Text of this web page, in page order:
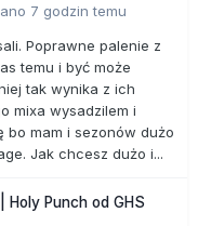
7 godzin temu
Poprawne palenie z
temu i być może
tak wynika z ich
mixa wysadzilem i
bo mam i sezonów dużo
Jak chcesz dużo i...
Punch od GHS